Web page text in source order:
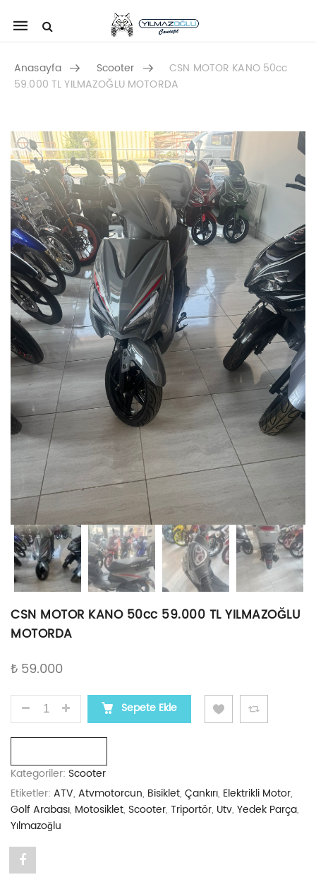
Mobile
Anasayfa Scooter
CSN MOTOR KANO 50cc
59.000 TL YILMAZOĞLU MOTORDA
Skip to content
CSN MOTOR KANO 50cc 59.000 TL YILMAZOĞLU
MOTORDA
₺ 59.000
CSN MOTOR KANO 50CC 59.000 TL YILMAZOĞLU
Sepete Ekle
Kategoriler: Scooter
Etiketler: ATV, Atvmotorcun, Bisiklet, Çankırı, Elektrikli Motor,
Golf Arabası, Motosiklet, Scooter, Triportör, Utv, Yedek Parça,
Yılmazoğlu
Share